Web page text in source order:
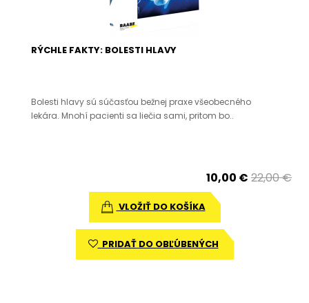
RÝCHLE FAKTY: BOLESTI HLAVY
Bolesti hlavy sú súčasťou bežnej praxe všeobecného
lekára. Mnohí pacienti sa liečia sami, pritom bo..
10,00 € 22,00 €
VLOŽIŤ DO KOŠÍKA
PRIDAŤ DO OBĽÚBENÝCH